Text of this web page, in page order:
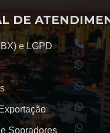
Cremalheira
Cremalheira
Redutor planetário
Cremalheira
DE
e LGPD
Sopradores